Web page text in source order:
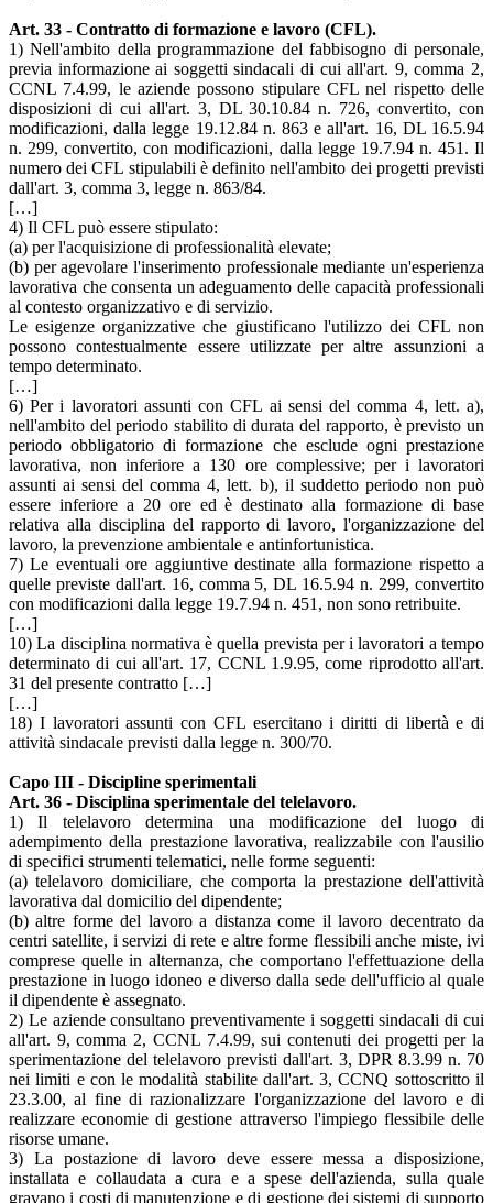
Art. 33 - Contratto di formazione e lavoro (CFL).
1) Nell'ambito della programmazione del fabbisogno di personale,
previa informazione ai soggetti sindacali di cui all'art. 9, comma 2,
CCNL 7.4.99, le aziende possono stipulare CFL nel rispetto delle
disposizioni di cui all'art. 3, DL 30.10.84 n. 726, convertito, con
modificazioni, dalla legge 19.12.84 n. 863 e all'art. 16, DL 16.5.94
n. 299, convertito, con modificazioni, dalla legge 19.7.94 n. 451. Il
numero dei CFL stipulabili è definito nell'ambito dei progetti previsti
dall'art. 3, comma 3, legge n. 863/84.
[…]
4) Il CFL può essere stipulato:
(a) per l'acquisizione di professionalità elevate;
(b) per agevolare l'inserimento professionale mediante un'esperienza
lavorativa che consenta un adeguamento delle capacità professionali
al contesto organizzativo e di servizio.
Le esigenze organizzative che giustificano l'utilizzo dei CFL non
possono contestualmente essere utilizzate per altre assunzioni a
tempo determinato.
[…]
6) Per i lavoratori assunti con CFL ai sensi del comma 4, lett. a),
nell'ambito del periodo stabilito di durata del rapporto, è previsto un
periodo obbligatorio di formazione che esclude ogni prestazione
lavorativa, non inferiore a 130 ore complessive; per i lavoratori
assunti ai sensi del comma 4, lett. b), il suddetto periodo non può
essere inferiore a 20 ore ed è destinato alla formazione di base
relativa alla disciplina del rapporto di lavoro, l'organizzazione del
lavoro, la prevenzione ambientale e antinfortunistica.
7) Le eventuali ore aggiuntive destinate alla formazione rispetto a
quelle previste dall'art. 16, comma 5, DL 16.5.94 n. 299, convertito
con modificazioni dalla legge 19.7.94 n. 451, non sono retribuite.
[…]
10) La disciplina normativa è quella prevista per i lavoratori a tempo
determinato di cui all'art. 17, CCNL 1.9.95, come riprodotto all'art.
31 del presente contratto […]
[…]
18) I lavoratori assunti con CFL esercitano i diritti di libertà e di
attività sindacale previsti dalla legge n. 300/70.
Capo III - Discipline sperimentali
Art. 36 - Disciplina sperimentale del telelavoro.
1) Il telelavoro determina una modificazione del luogo di
adempimento della prestazione lavorativa, realizzabile con l'ausilio
di specifici strumenti telematici, nelle forme seguenti:
(a) telelavoro domiciliare, che comporta la prestazione dell'attività
lavorativa dal domicilio del dipendente;
(b) altre forme del lavoro a distanza come il lavoro decentrato da
centri satellite, i servizi di rete e altre forme flessibili anche miste, ivi
comprese quelle in alternanza, che comportano l'effettuazione della
prestazione in luogo idoneo e diverso dalla sede dell'ufficio al quale
il dipendente è assegnato.
2) Le aziende consultano preventivamente i soggetti sindacali di cui
all'art. 9, comma 2, CCNL 7.4.99, sui contenuti dei progetti per la
sperimentazione del telelavoro previsti dall'art. 3, DPR 8.3.99 n. 70
nei limiti e con le modalità stabilite dall'art. 3, CCNQ sottoscritto il
23.3.00, al fine di razionalizzare l'organizzazione del lavoro e di
realizzare economie di gestione attraverso l'impiego flessibile delle
risorse umane.
3) La postazione di lavoro deve essere messa a disposizione,
installata e collaudata a cura e a spese dell'azienda, sulla quale
gravano i costi di manutenzione e di gestione dei sistemi di supporto